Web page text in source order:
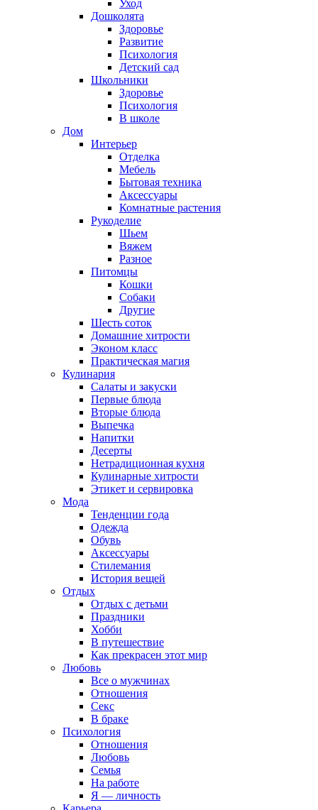
Уход
Дошколята
Здоровье
Развитие
Психология
Детский сад
Школьники
Здоровье
Психология
В школе
Дом
Интерьер
Отделка
Мебель
Бытовая техника
Аксессуары
Комнатные растения
Рукоделие
Шьем
Вяжем
Разное
Питомцы
Кошки
Собаки
Другие
Шесть соток
Домашние хитрости
Эконом класс
Практическая магия
Кулинария
Салаты и закуски
Первые блюда
Вторые блюда
Выпечка
Напитки
Десерты
Нетрадиционная кухня
Кулинарные хитрости
Этикет и сервировка
Мода
Тенденции года
Одежда
Обувь
Аксессуары
Стилемания
История вещей
Отдых
Отдых с детьми
Праздники
Хобби
В путешествие
Как прекрасен этот мир
Любовь
Все о мужчинах
Отношения
Секс
В браке
Психология
Отношения
Любовь
Семья
На работе
Я — личность